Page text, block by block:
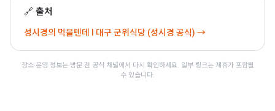
🔗 출처
성시경의 먹을텐데 l 대구 군위식당 (성시경 공식) →
장소·운영 정보는 방문 전 공식 채널에서 다시 확인하세요. 일부 링크는 제휴가 포함될
수 있습니다.